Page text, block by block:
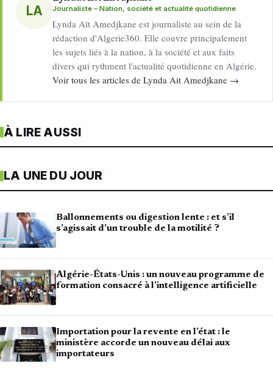
LA Journaliste – Nation, société et actualité quotidienne
Lynda Aït Amedjkane est journaliste au sein de la
rédaction d'Algerie360. Elle couvre principalement
les sujets liés à la nation, à la société et aux faits
divers qui rythment l'actualité quotidienne en Algérie.
Voir tous les articles de Lynda Ait Amedjkane →
À LIRE AUSSI
LA UNE DU JOUR
Ballonnements ou digestion lente : et s’il
s’agissait d’un trouble de la motilité ?
Algérie-États-Unis : un nouveau programme de
formation consacré à l’intelligence artificielle
Importation pour la revente en l’état : le
ministère accorde un nouveau délai aux
importateurs